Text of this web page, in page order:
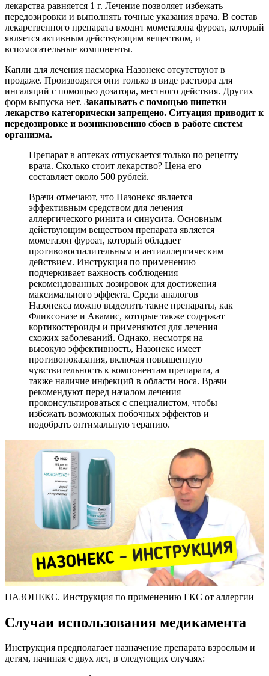
лекарства равняется 1 г. Лечение позволяет избежать
передозировки и выполнять точные указания врача. В состав
лекарственного препарата входит мометазона фуроат, который
является активным действующим веществом, и
вспомогательные компоненты.
Капли для лечения насморка Назонекс отсутствуют в
продаже. Производятся они только в виде раствора для
ингаляций с помощью дозатора, местного действия. Других
форм выпуска нет. Закапывать с помощью пипетки
лекарство категорически запрещено. Ситуация приводит к
передозировке и возникновению сбоев в работе систем
организма.
Препарат в аптеках отпускается только по рецепту
врача. Сколько стоит лекарство? Цена его
составляет около 500 рублей.
Врачи отмечают, что Назонекс является
эффективным средством для лечения
аллергического ринита и синусита. Основным
действующим веществом препарата является
мометазон фуроат, который обладает
противовоспалительным и антиаллергическим
действием. Инструкция по применению
подчеркивает важность соблюдения
рекомендованных дозировок для достижения
максимального эффекта. Среди аналогов
Назонекса можно выделить такие препараты, как
Фликсоназе и Авамис, которые также содержат
кортикостероиды и применяются для лечения
схожих заболеваний. Однако, несмотря на
высокую эффективность, Назонекс имеет
противопоказания, включая повышенную
чувствительность к компонентам препарата, а
также наличие инфекций в области носа. Врачи
рекомендуют перед началом лечения
проконсультироваться с специалистом, чтобы
избежать возможных побочных эффектов и
подобрать оптимальную терапию.
НАЗОНЕКС. Инструкция по применению ГКС от аллергии
Случаи использования медикамента
Инструкция предполагает назначение препарата взрослым и
детям, начиная с двух лет, в следующих случаях: